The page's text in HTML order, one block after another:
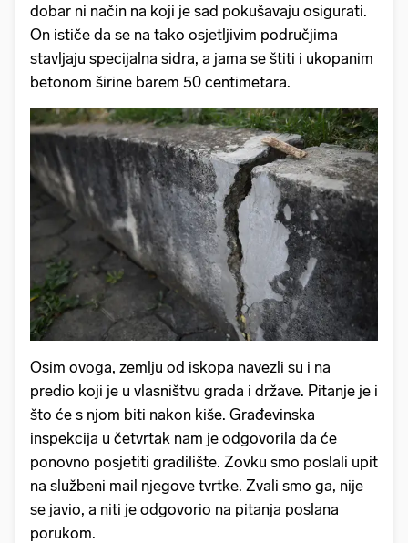
dobar ni način na koji je sad pokušavaju osigurati.
On ističe da se na tako osjetljivim područjima
stavljaju specijalna sidra, a jama se štiti i ukopanim
betonom širine barem 50 centimetara.
Osim ovoga, zemlju od iskopa navezli su i na
predio koji je u vlasništvu grada i države. Pitanje je i
što će s njom biti nakon kiše. Građevinska
inspekcija u četvrtak nam je odgovorila da će
ponovno posjetiti gradilište. Zovku smo poslali upit
na službeni mail njegove tvrtke. Zvali smo ga, nije
se javio, a niti je odgovorio na pitanja poslana
porukom.